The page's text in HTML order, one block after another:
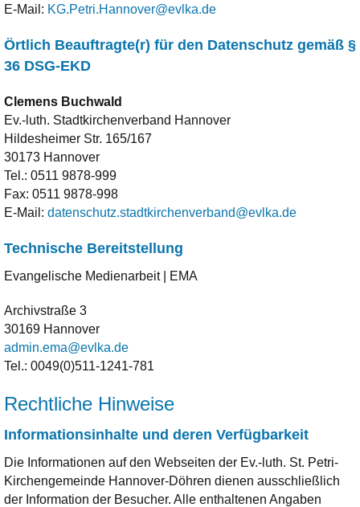
E-Mail: KG.Petri.Hannover@evlka.de
Örtlich Beauftragte(r) für den Datenschutz gemäß §
36 DSG-EKD
Clemens Buchwald
Ev.-luth. Stadtkirchenverband Hannover
Hildesheimer Str. 165/167
30173 Hannover
Tel.: 0511 9878-999
Fax: 0511 9878-998
E-Mail: datenschutz.stadtkirchenverband@evlka.de
Technische Bereitstellung
Evangelische Medienarbeit | EMA
Archivstraße 3
30169 Hannover
admin.ema@evlka.de
Tel.: 0049(0)511-1241-781
Rechtliche Hinweise
Informationsinhalte und deren Verfügbarkeit
Die Informationen auf den Webseiten der Ev.-luth. St. Petri-
Kirchengemeinde Hannover-Döhren dienen ausschließlich
der Information der Besucher. Alle enthaltenen Angaben